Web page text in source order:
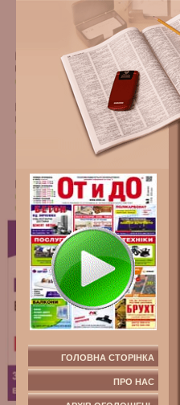
ГОЛОВНА СТОРІНКА
ПРО НАС